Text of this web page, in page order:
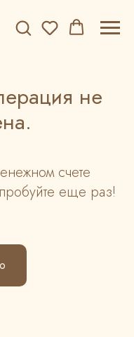
не
счете
еще раз!